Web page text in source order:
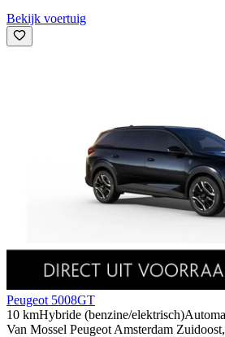
Bekijk voertuig
Peugeot 5008GT
10 kmHybride (benzine/elektrisch)
Van Mossel Peugeot Amsterdam